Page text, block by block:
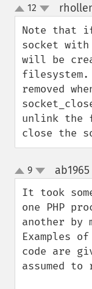
up
down
12
Note that
socket
will be
removed
unlink the
close the
up
down
9
It took
one PHP
another by
Examples
code are
assumed